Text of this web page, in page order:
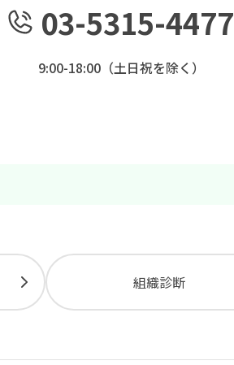
03-5315-4477
9:00-18:00（土日祝を除く）
組織診断